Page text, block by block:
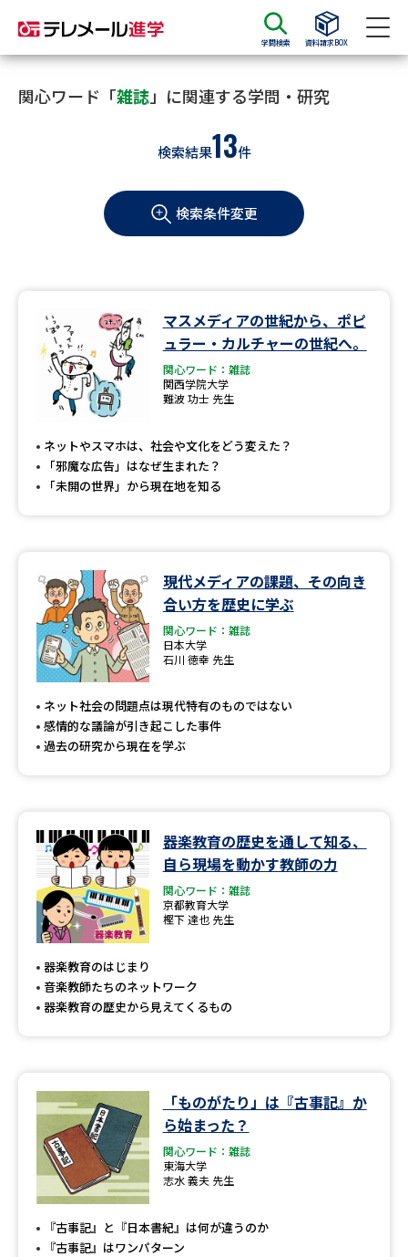
学問検索 資料請求BOX
資料請求 資料検索
大学・短大の資料種類から請求
学部・学科パンフ
過去問題集
大学・短大以外の資料から請求
専門学校の資料請求 大学院の資料請求
留学・進学関連、塾・予備校
大学入学共通テスト「受験案
内」の請求
高等学校（情報）教員資格認定
大学研究
大学で学べる内容や特徴を調べる
データサイエンス特集 奨学金・特待生制度特集
デジタルパンフレット 進路の３択
新学年スタート号特集ページ
（高3生用）
SELFBRAND特集ページ
オープンキャンパス検索 実施プログラムから探す
来場型・Web型イベント特集 夢ナビライブ
受験準備 資料検索
関心ワード「雑誌」に関連する学問・研究
検索結果13件
検索条件変更
マスメディアの世紀から、ポピ
ュラー・カルチャーの世紀へ。
関心ワード：雑誌
関西学院大学
難波 功士 先生
ネットやスマホは、社会や文化をどう変えた？
「邪魔な広告」はなぜ生まれた？
「未開の世界」から現在地を知る
現代メディアの課題、その向き
合い方を歴史に学ぶ
関心ワード：雑誌
日本大学
石川 徳幸 先生
ネット社会の問題点は現代特有のものではない
感情的な議論が引き起こした事件
過去の研究から現在を学ぶ
器楽教育の歴史を通して知る、
自ら現場を動かす教師の力
関心ワード：雑誌
京都教育大学
樫下 達也 先生
器楽教育のはじまり
音楽教師たちのネットワーク
器楽教育の歴史から見えてくるもの
「ものがたり」は『古事記』か
ら始まった？
関心ワード：雑誌
東海大学
志水 義夫 先生
『古事記』と『日本書紀』は何が違うのか
『古事記』はワンパターン